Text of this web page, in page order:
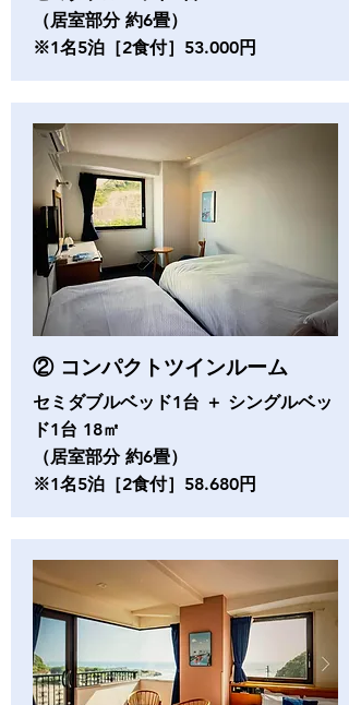
（居室部分 約6畳）
※1名5泊 ［2食付］53.000円
② コンパクトツインルーム
セミダブルベッド1台 ＋ シングルベッ
ド1台 18㎡
（居室部分 約6畳）
※1名5泊 ［2食付］58.680円